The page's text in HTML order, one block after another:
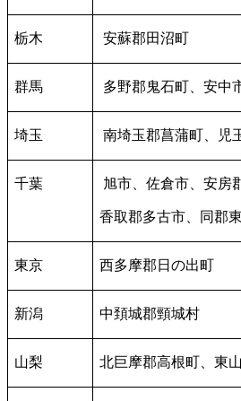
栃木 安蘇郡田沼町
群馬 多野郡鬼石町、安中
埼玉 南埼玉郡菖蒲町、児
千葉 旭市、佐倉市、安房
香取郡多古市、同郡
東京 西多摩郡日の出町
新潟 中頚城郡頸城村
山梨 北巨摩郡高根町、東